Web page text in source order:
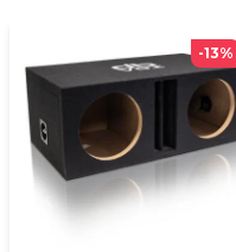
-13%